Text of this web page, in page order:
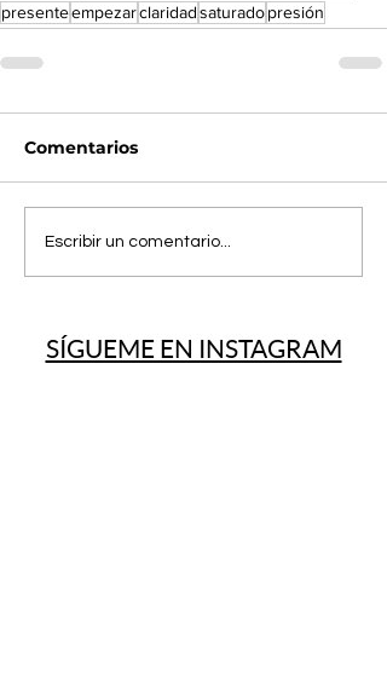
presenteempezarclaridadsaturadopresión
Comentarios
Escribir un comentario...
SÍGUEME EN INSTAGRAM